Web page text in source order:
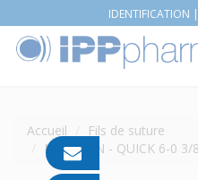
IDENTIFICATION |
Accueil
Fils de suture
NOVOSYN - QUICK 6-0
contact@ipp-
pharma.com